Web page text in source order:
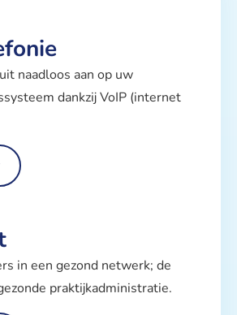
naadloos aan op uw
dankzij VoIP (internet
in een gezond netwerk; de
praktijkadministratie.